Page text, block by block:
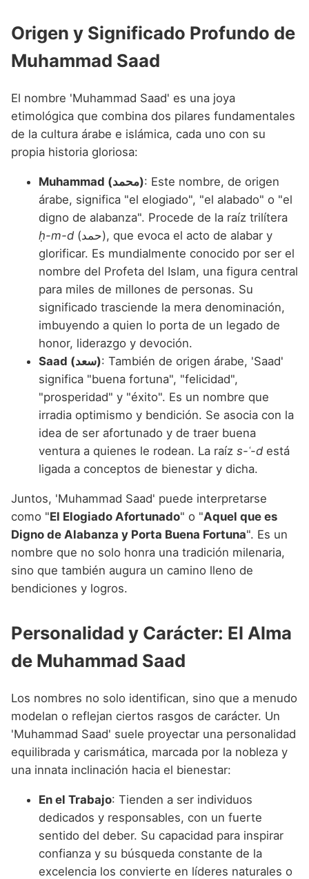
Nombres de niño que empiezan por T
Nombres de niño que empiezan por U
Nombres de niño que empiezan por V
Nombres de niño que empiezan por W
Nombres de niño que empiezan por X
Nombres de niño que empiezan por Z
Origen y Significado Profundo de
Muhammad Saad
El nombre 'Muhammad Saad' es una joya
etimológica que combina dos pilares fundamentales
de la cultura árabe e islámica, cada uno con su
propia historia gloriosa:
Muhammad (محمد): Este nombre, de origen
árabe, significa "el elogiado", "el alabado" o "el
digno de alabanza". Procede de la raíz trilítera
ḥ-m-d (حمد), que evoca el acto de alabar y
glorificar. Es mundialmente conocido por ser el
nombre del Profeta del Islam, una figura central
para miles de millones de personas. Su
significado trasciende la mera denominación,
imbuyendo a quien lo porta de un legado de
honor, liderazgo y devoción.
Saad (سعد): También de origen árabe, 'Saad'
significa "buena fortuna", "felicidad",
"prosperidad" y "éxito". Es un nombre que
irradia optimismo y bendición. Se asocia con la
idea de ser afortunado y de traer buena
ventura a quienes le rodean. La raíz s-ʿ-d está
ligada a conceptos de bienestar y dicha.
Juntos, 'Muhammad Saad' puede interpretarse
como "El Elogiado Afortunado" o "Aquel que es
Digno de Alabanza y Porta Buena Fortuna". Es un
nombre que no solo honra una tradición milenaria,
sino que también augura un camino lleno de
bendiciones y logros.
Personalidad y Carácter: El Alma
de Muhammad Saad
Los nombres no solo identifican, sino que a menudo
modelan o reflejan ciertos rasgos de carácter. Un
'Muhammad Saad' suele proyectar una personalidad
equilibrada y carismática, marcada por la nobleza y
una innata inclinación hacia el bienestar:
En el Trabajo: Tienden a ser individuos
dedicados y responsables, con un fuerte
sentido del deber. Su capacidad para inspirar
confianza y su búsqueda constante de la
excelencia los convierte en líderes naturales o